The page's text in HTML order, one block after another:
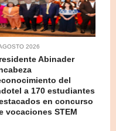
2026
Abinader
del
a 170 estudiantes
en concurso
vocaciones STEM